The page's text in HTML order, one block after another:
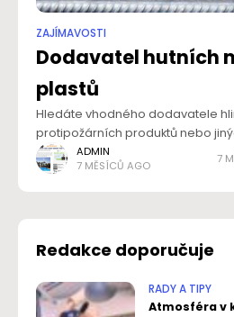
ZAJÍMAVOSTI
Dodavatel hutních
plastů
Hledáte vhodného dodavatele
protipožárních produktů nebo
případě, že se obrátíte na tu
vás nejen široká nabídka, ale také
ADMIN
7 MĚSÍCŮ AGO
7
Redakce doporučuje
RADY A TIPY
Atmosféra v